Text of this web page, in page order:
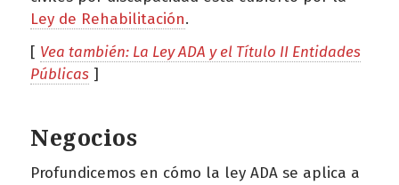
Ley de Rehabilitación.
[ Vea también: La Ley ADA y el Título II Entidades
Públicas ]
Negocios
Profundicemos en cómo la ley ADA se aplica a